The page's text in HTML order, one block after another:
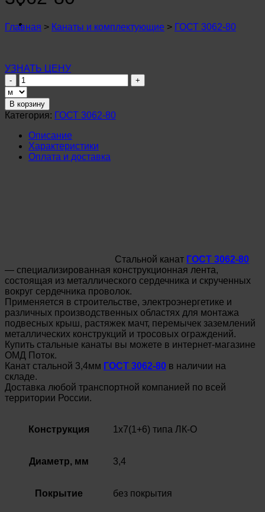
Главная > Канаты и комплектующие > ГОСТ 3062-80
УЗНАТЬ ЦЕНУ
Количество
товара
Канат
стальной
3,4мм
ГОСТ
3062-
80
В корзину
Категория: ГОСТ 3062-80
Описание
Характеристики
Оплата и доставка
Стальной канат ГОСТ 3062-80
— специализированная конструкционная лента,
состоящая из металлического сердечника и скрученных
вокруг сердечника проволок.
Применяется в строительстве, электроэнергетике и
различных производственных областях для монтажа
подвесных крыш, растяжек мачт, перемычек заземлений
металлических конструкций и тросовых ограждений.
Купить стальные канаты вы можете в интернет-магазине
ОМД Поток.
Канат стальной 3,4мм ГОСТ 3062-80 в наличии на
складе.
Доставка любой транспортной компанией по всей
территории России.
Конструкция 1х7(1+6) типа ЛК-О
Диаметр, мм 3,4
Покрытие без покрытия